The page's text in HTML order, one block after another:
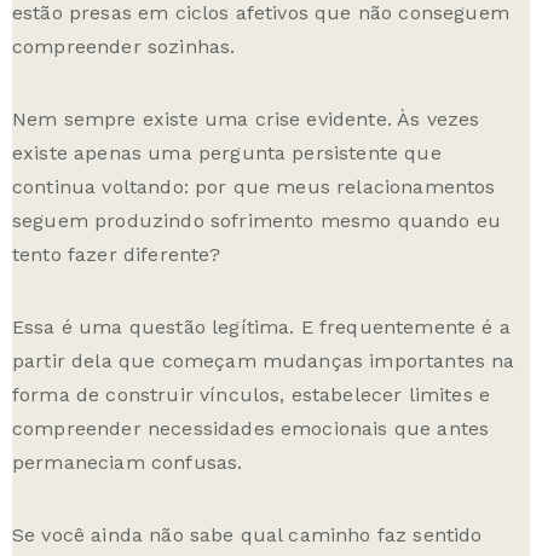
estão presas em ciclos afetivos que não conseguem
compreender sozinhas.
Nem sempre existe uma crise evidente. Às vezes
existe apenas uma pergunta persistente que
continua voltando: por que meus relacionamentos
seguem produzindo sofrimento mesmo quando eu
tento fazer diferente?
Essa é uma questão legítima. E frequentemente é a
partir dela que começam mudanças importantes na
forma de construir vínculos, estabelecer limites e
compreender necessidades emocionais que antes
permaneciam confusas.
Se você ainda não sabe qual caminho faz sentido